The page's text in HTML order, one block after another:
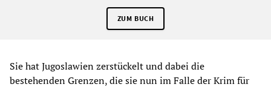
ZUM BUCH
Sie hat Jugoslawien zerstückelt und dabei die
bestehenden Grenzen, die sie nun im Falle der Krim für